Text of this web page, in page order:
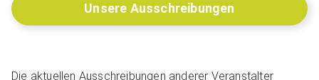
Unsere Ausschreibungen
Die aktuellen Ausschreibungen anderer Veranstalter